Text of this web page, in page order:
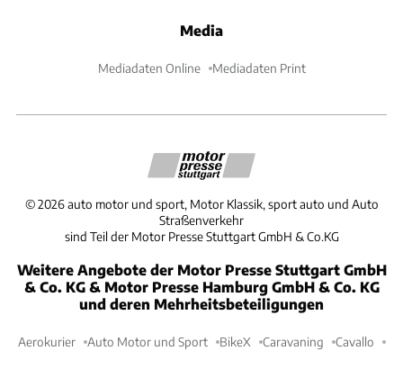
Media
Mediadaten Online Mediadaten Print
©2026 auto motor und sport, Motor Klassik, sport auto und Auto
Straßenverkehr
sind Teil der Motor Presse Stuttgart GmbH & Co.KG
Weitere Angebote der Motor Presse Stuttgart GmbH
& Co. KG & Motor Presse Hamburg GmbH & Co. KG
und deren Mehrheitsbeteiligungen
Aerokurier Auto Motor und Sport BikeX Caravaning Cavallo